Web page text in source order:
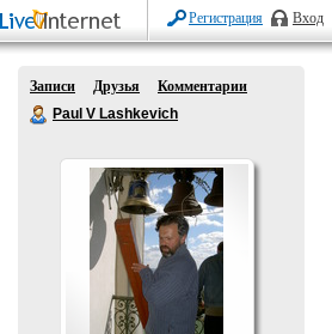
Регистрация Вход
Записи Друзья
Комментарии
Paul V Lashkevich